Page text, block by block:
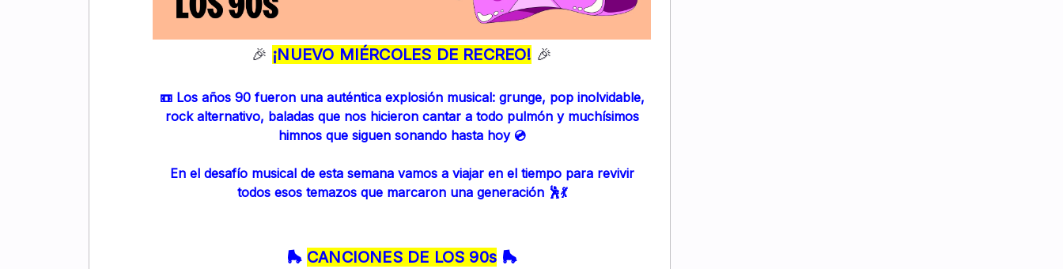
🎉 ¡NUEVO MIÉRCOLES DE RECREO! 🎉
📼 Los años 90 fueron una auténtica explosión musical: grunge, pop inolvidable,
rock alternativo, baladas que nos hicieron cantar a todo pulmón y muchísimos
himnos que siguen sonando hasta hoy 💿
En el desafío musical de esta semana vamos a viajar en el tiempo para revivir
todos esos temazos que marcaron una generación 🕺💃
🛼 CANCIONES DE LOS 90s 🛼